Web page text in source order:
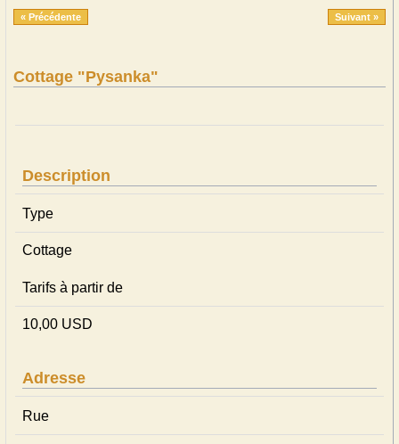
« Précédente Suivant »
Cottage "Pysanka"
Description
Type
Cottage
Tarifs à partir de
10,00 USD
Adresse
Rue